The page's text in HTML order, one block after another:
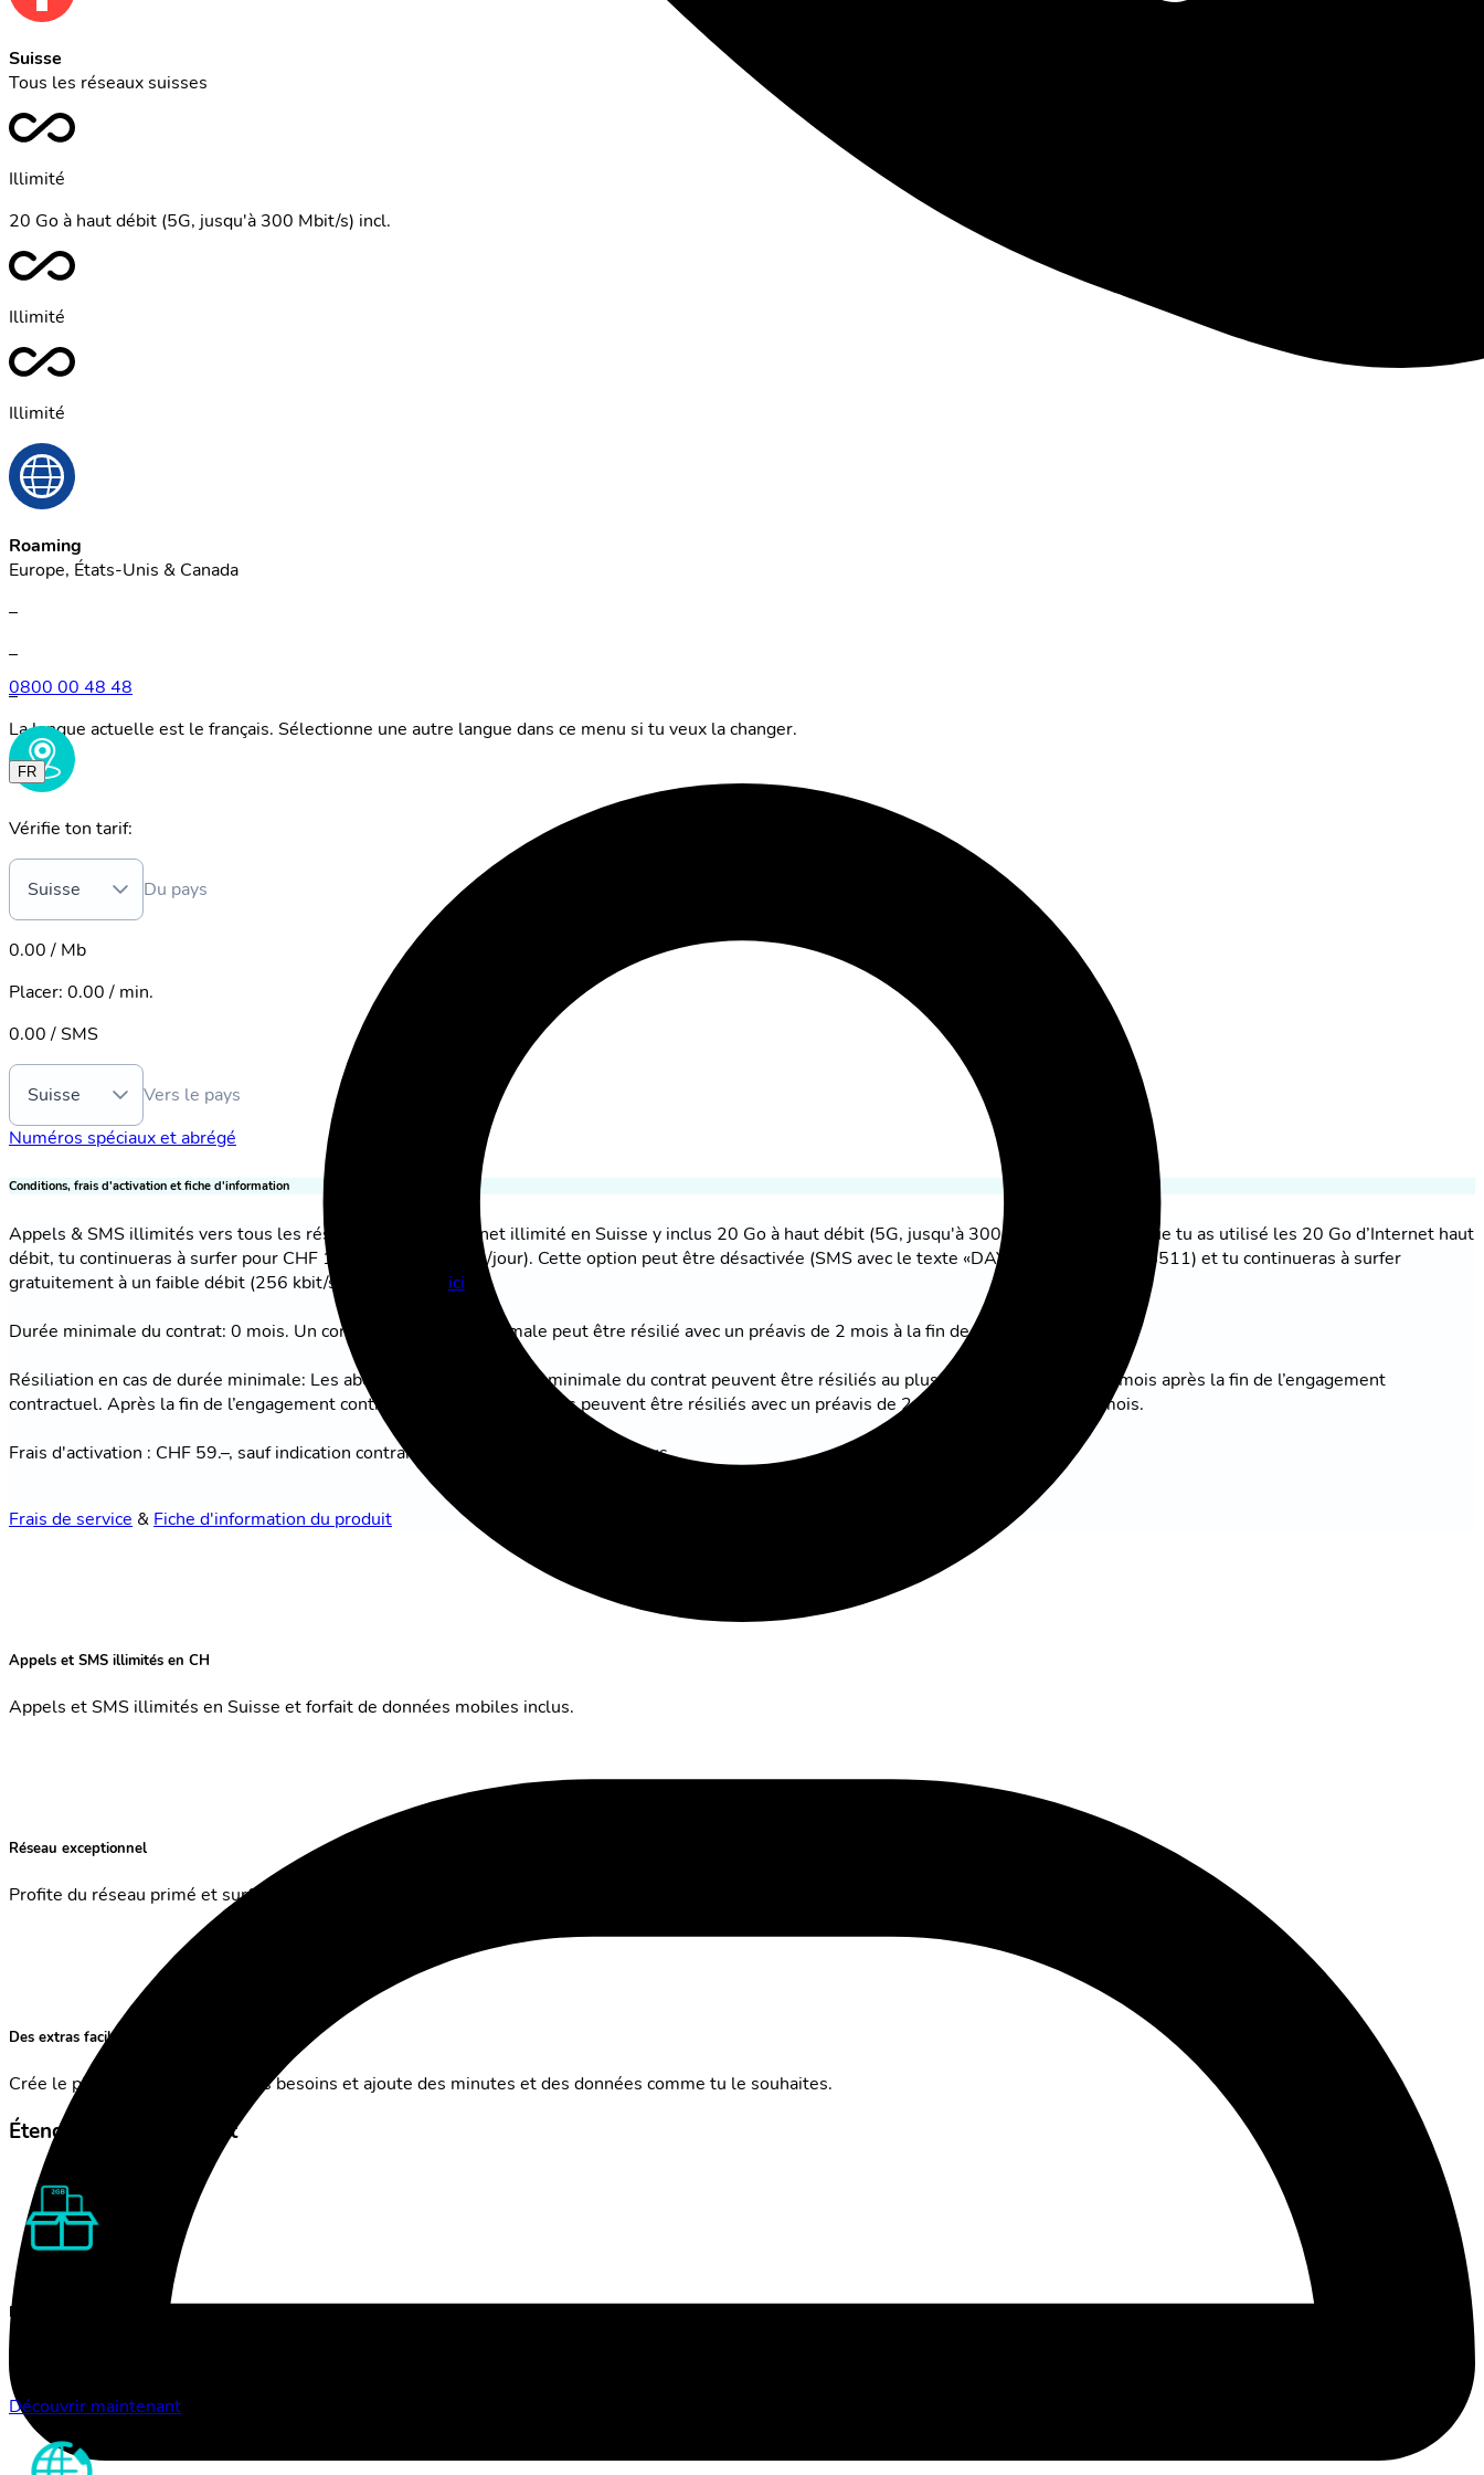
0800 00 48 48
La langue actuelle est le français. Sélectionne une autre langue dans ce menu si tu veux la changer.
FR
Suisse
Tous les réseaux suisses
Illimité
20 Go à haut débit (5G, jusqu'à 300 Mbit/s) incl.
Illimité
Illimité
Roaming
Europe, États-Unis & Canada
–
–
–
Vérifie ton tarif:
Suisse Du pays
0.00 / Mb
Placer: 0.00 / min.
0.00 / SMS
Suisse
Vers le pays
Numéros spéciaux et abrégé
Conditions, frais d'activation et fiche d'information
Appels & SMS illimités vers tous les réseaux suisses. Internet illimité en Suisse y inclus 20 Go à haut débit (5G, jusqu'à 300 Mbit/s). Une fois que tu as utilisé les 20 Go d’Internet haut
débit, tu continueras à surfer pour CHF 1.20/jour (max. 1 Go/jour). Cette option peut être désactivée (SMS avec le texte «DAYSPEED STOP» au 5511) et tu continueras à surfer
gratuitement à un faible débit (256 kbit/s). Plus d'infos ici
Durée minimale du contrat: 0 mois. Un contrat sans durée minimale peut être résilié avec un préavis de 2 mois à la fin de n’importe quel mois.
Résiliation en cas de durée minimale: Les abonnements avec durée minimale du contrat peuvent être résiliés au plus tôt à la fin du premier mois après la fin de l’engagement
contractuel. Après la fin de l’engagement contractuel, les abonnements peuvent être résiliés avec un préavis de 2 mois à la fin de chaque mois.
Frais d'activation : CHF 59.–, sauf indication contraire dans l'offre actuelle ci-dessus.
Frais de service & Fiche d'information du produit
Appels et SMS illimités en CH
Appels et SMS illimités en Suisse et forfait de données mobiles inclus.
Réseau exceptionnel
Profite du réseau primé et surfe à grande vitesse.
Des extras faciles
Crée le plan qui correspond à tes besoins et ajoute des minutes et des données comme tu le souhaites.
Étends ton abonnement
Données en itinérance
Découvrir maintenant